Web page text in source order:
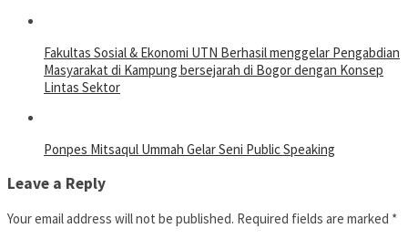
Fakultas Sosial & Ekonomi UTN Berhasil menggelar Pengabdian
Masyarakat di Kampung bersejarah di Bogor dengan Konsep
Lintas Sektor
Ponpes Mitsaqul Ummah Gelar Seni Public Speaking
Leave a Reply
Your email address will not be published. Required fields are marked *